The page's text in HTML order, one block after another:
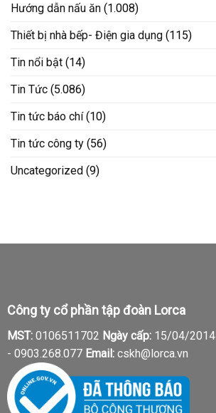
Hướng dẫn nấu ăn (1.008)
Thiết bị nhà bếp- Điện gia dụng (115)
Tin nổi bật (14)
Tin Tức (5.086)
Tin tức báo chí(10)
Tin tức công ty (56)
Uncategorized (9)
Công ty cổ phần tập đoàn Lorca
MST:0106511702 Ngày cấp:15/04/2014
- 0903.268.077 Email:cskh@lorca.vn